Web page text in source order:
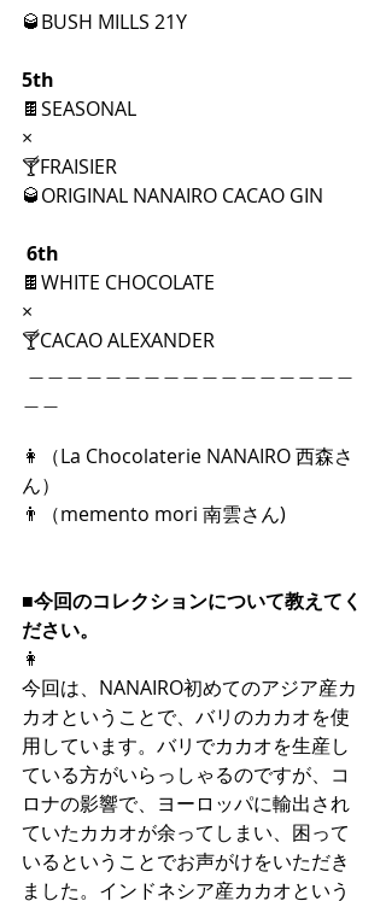
🥃BUSH MILLS 21Y
5th
🍫SEASONAL
×
🍸FRAISIER
🥃ORIGINAL NANAIRO CACAO GIN
6th
🍫WHITE CHOCOLATE
×
🍸CACAO ALEXANDER
👩（La Chocolaterie NANAIRO 西森さ
ん）
👨（memento mori 南雲さん)
■今回のコレクションについて教えてく
ださい。
👩
今回は、NANAIRO初めてのアジア産カ
カオということで、バリのカカオを使
用しています。バリでカカオを生産し
ている方がいらっしゃるのですが、コ
ロナの影響で、ヨーロッパに輸出され
ていたカカオが余ってしまい、困って
いるということでお声がけをいただき
ました。インドネシア産カカオという